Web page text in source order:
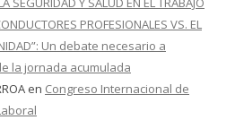
PROFESIONALES VS. EL
Un debate necesario a
la jornada acumulada
en Congreso Internacional de